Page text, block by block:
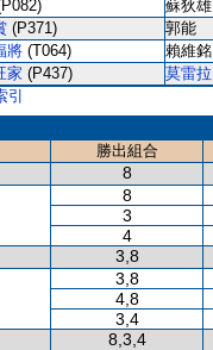
蘇狄雄
(P371) 郭能
將 (T064) 賴維銘
家 (P437) 莫雷拉
勝出組合
8
8
3
4
3,8
3,8
4,8
3,4
8,3,4